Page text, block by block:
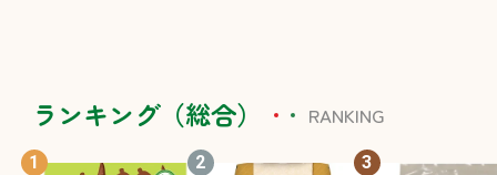
ランキング（総合） RANKING
1 2 3